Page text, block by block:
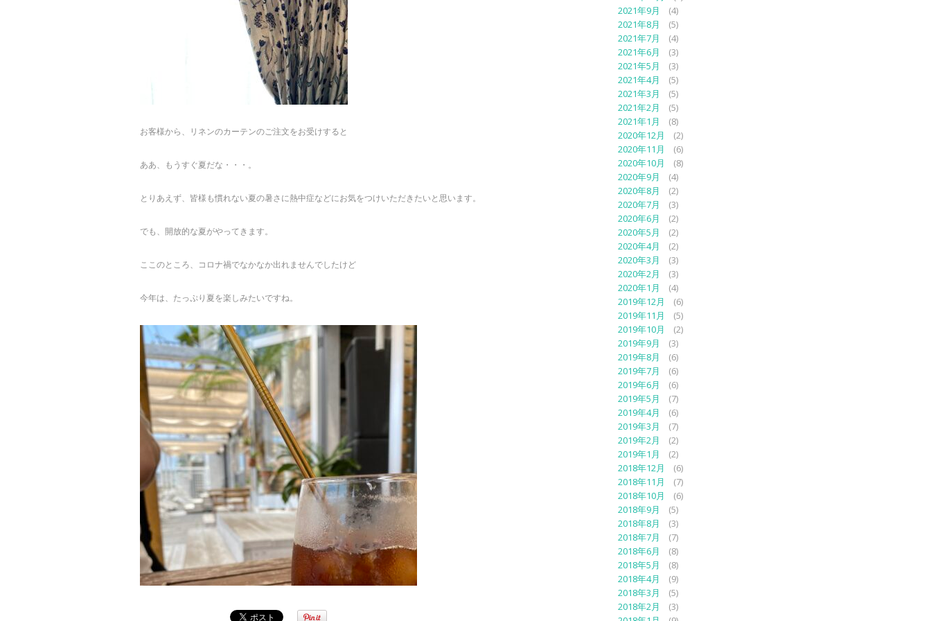
お客様から、リネンのカーテンのご注文をお受けすると
ああ、もうすぐ夏だな・・・。
とりあえず、皆様も慣れない夏の暑さに熱中症などにお気をつけいただきたいと思います。
でも、開放的な夏がやってきます。
ここのところ、コロナ禍でなかなか出れませんでしたけど
今年は、たっぷり夏を楽しみたいですね。
2021年9月
(4)
2021年8月
(5)
2021年7月
(4)
2021年6月
(3)
2021年5月
(3)
2021年4月
(5)
2021年3月
(5)
2021年2月
(5)
2021年1月
(8)
2020年12月
(2)
2020年11月
(6)
2020年10月
(8)
2020年9月
(4)
2020年8月
(2)
2020年7月
(3)
2020年6月
(2)
2020年5月
(2)
2020年4月
(2)
2020年3月
(3)
2020年2月
(3)
2020年1月
(4)
2019年12月
(6)
2019年11月
(5)
2019年10月
(2)
2019年9月
(3)
2019年8月
(6)
2019年7月
(6)
2019年6月
(6)
2019年5月
(7)
2019年4月
(6)
2019年3月
(7)
2019年2月
(2)
2019年1月
(2)
2018年12月
(6)
2018年11月
(7)
2018年10月
(6)
2018年9月
(5)
2018年8月
(3)
2018年7月
(7)
2018年6月
(8)
2018年5月
(8)
2018年4月
(9)
2018年3月
(5)
2018年2月
(3)